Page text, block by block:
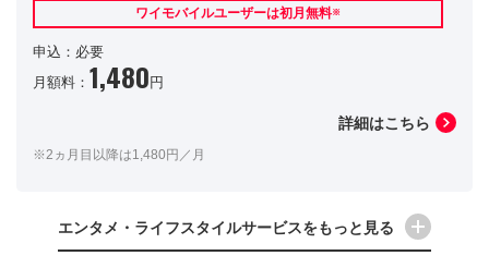
ワイモバイルユーザーは初月無料※
申込：必要
月額料： 1,480円
詳細はこちら
※2ヵ月目以降は1,480円／月
エンタメ・ライフスタイルサービスをもっと見る